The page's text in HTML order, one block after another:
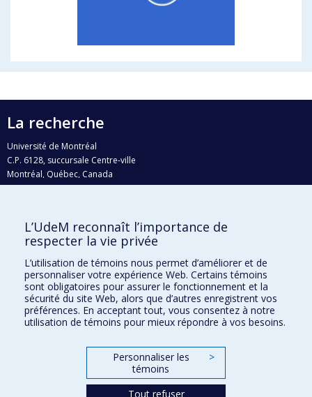
La recherche
Université de Montréal
C.P. 6128, succursale Centre-ville
Montréal, Québec, Canada
H3C 3J7
Qui fait quoi?
Nous trouver
Plan du site
Accessibilité
L’UdeM reconnaît l’importance de
respecter la vie privée
L’utilisation de témoins nous permet d’améliorer et de
personnaliser votre expérience Web. Certains témoins
sont obligatoires pour assurer le fonctionnement et la
sécurité du site Web, alors que d’autres enregistrent vos
préférences. En acceptant tout, vous consentez à notre
utilisation de témoins pour mieux répondre à vos besoins.
Personnaliser les
témoins
>
Tout refuser